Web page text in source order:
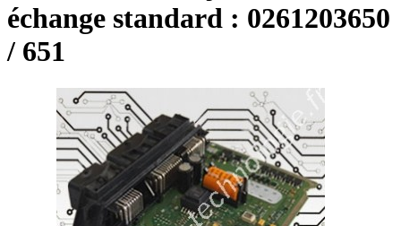
échange standard : 0261203650
/ 651